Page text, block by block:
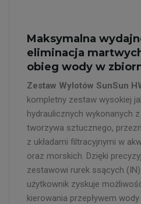
Maksymalna
eliminacja
obieg wody w
Zestaw Wylotów SunSun
kompletny zestaw wysokiej
hydraulicznych wykonanych
tworzywa sztucznego,
z układami filtracyjnymi w
oraz morskich. Dzięki
zestawowi rurek ssących
użytkownik zyskuje
kierowania przepływem